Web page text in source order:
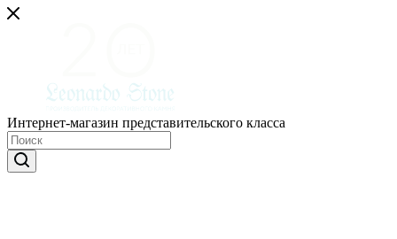
Интернет-магазин представительского класса